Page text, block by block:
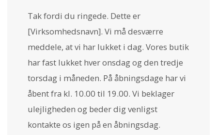
Tak fordi du ringede. Dette er
[Virksomhedsnavn]. Vi må desværre
meddele, at vi har lukket i dag. Vores butik
har fast lukket hver onsdag og den tredje
torsdag i måneden. På åbningsdage har vi
åbent fra kl. 10.00 til 19.00. Vi beklager
ulejligheden og beder dig venligst
kontakte os igen på en åbningsdag.